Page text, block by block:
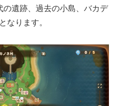
の遺跡、過去の小島、バカデ
なります。